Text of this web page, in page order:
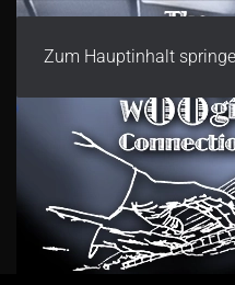
Zum Hauptinhalt